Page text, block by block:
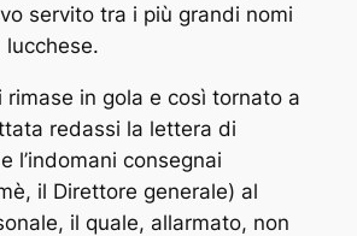
servito tra i più grandi nomi
lucchese.
rimase in gola e così tornato a
redassi la lettera di
l’indomani consegnai
il Direttore generale) al
il quale, allarmato, non